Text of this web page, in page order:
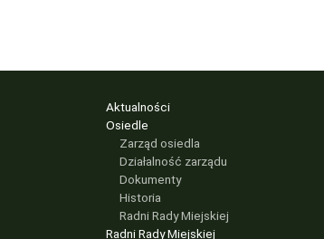
Aktualności
Osiedle
Zarząd osiedla
Działalność zarządu
Dokumenty
Historia
Radni Rady Miejskiej
Radni Rady Miejskiej